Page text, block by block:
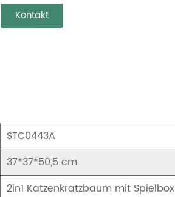
Kontakt
STC0443A
37*37*50,5 cm
2in1 Katzenkratzbaum mit Spielbox